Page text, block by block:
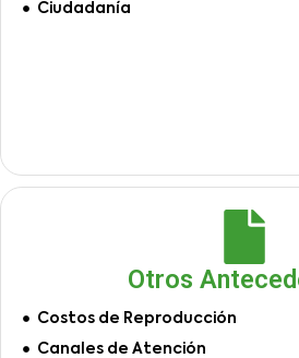
Ciudadanía
Otros
Costos de Reproducción
Canales de Atención